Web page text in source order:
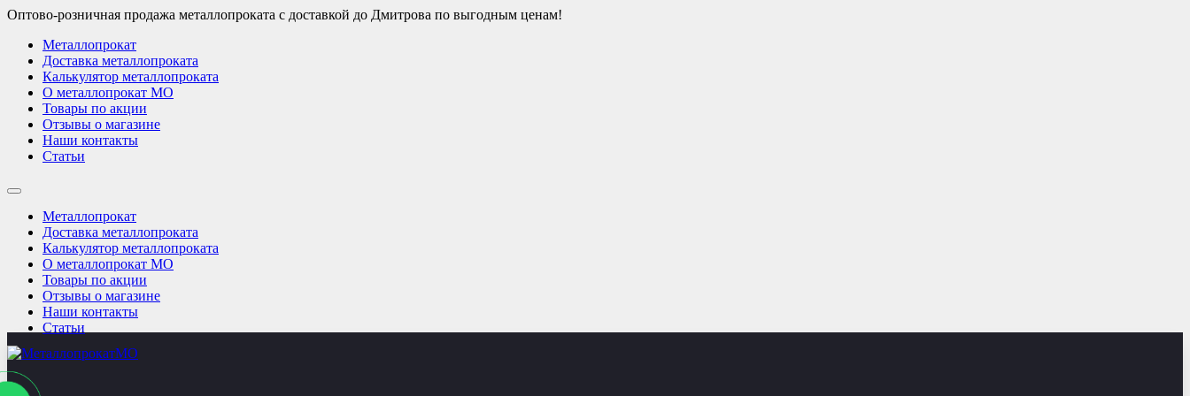
Оптово-розничная продажа металлопроката с доставкой до Дмитрова по выгодным ценам!
Металлопрокат
Доставка металлопроката
Калькулятор металлопроката
О металлопрокат МО
Товары по акции
Отзывы о магазине
Наши контакты
Статьи
Металлопрокат
Доставка металлопроката
Калькулятор металлопроката
О металлопрокат МО
Товары по акции
Отзывы о магазине
Наши контакты
Статьи